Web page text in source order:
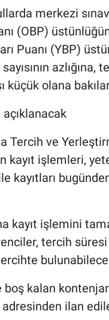
merkezi
(OBP)
Puanı (YBP)
küçük olana
Tercih ve
kayıt işlemleri,
kayıtları
kayıt işlemini
tercih
boş kalan
ilan